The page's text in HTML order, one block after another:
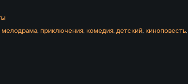
мелодрама, приключе­ния, комедия,детский, киноповесть,